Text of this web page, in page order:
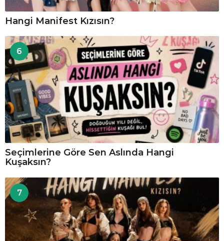
Hangi Manifest Kızısın?
6
Seçimlerine Göre Sen Aslında Hangi
Kuşaksın?
7